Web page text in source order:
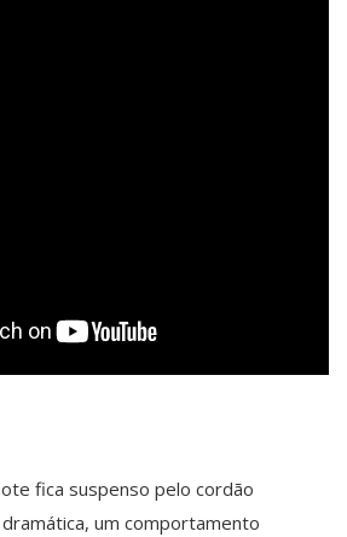
fica suspenso pelo cordão
um comportamento